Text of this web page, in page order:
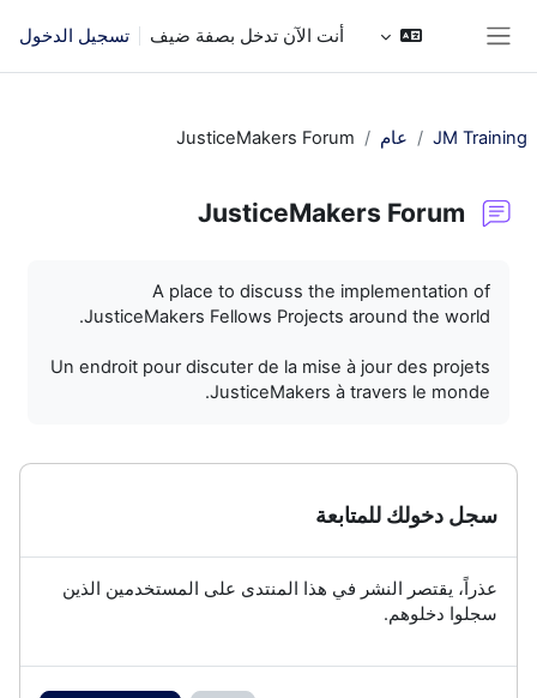
أنت الآن تدخل بصفة ضيف تسجيل الدخول
JM Training عام JusticeMakers Forum
JusticeMakers Forum
A place to discuss the implementation of
JusticeMakers Fellows Projects around the world.
Un endroit pour discuter de la mise à jour des projets
JusticeMakers à travers le monde.
سجل دخولك للمتابعة
عذراً، يقتصر النشر في هذا المنتدى على المستخدمين الذين
سجلوا دخلوهم.